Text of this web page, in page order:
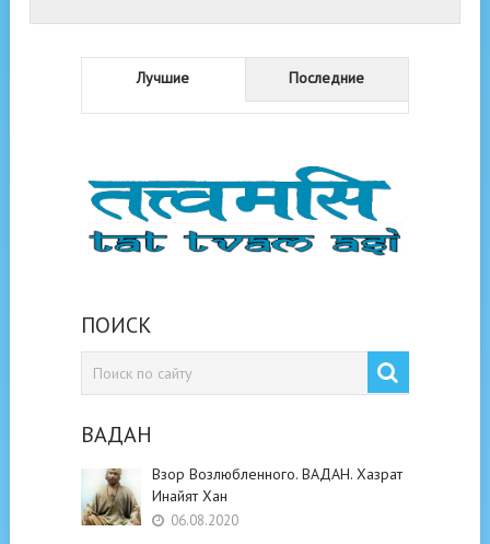
Лучшие Последние
ПОИСК
ВАДАН
Взор Возлюбленного. ВАДАН. Хазрат
Инайят Хан
06.08.2020